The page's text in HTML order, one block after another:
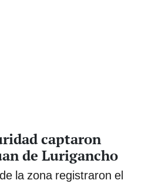
captaron
de Lurigancho
la zona registraron el